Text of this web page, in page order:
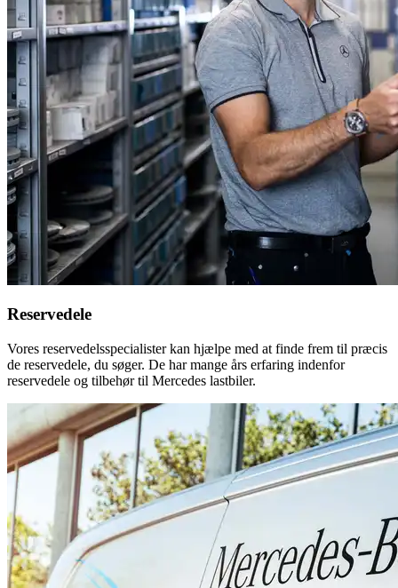
Reservedele
Vores reservedelsspecialister kan hjælpe med at finde frem til præcis
de reservedele, du søger. De har mange års erfaring indenfor
reservedele og tilbehør til Mercedes lastbiler.